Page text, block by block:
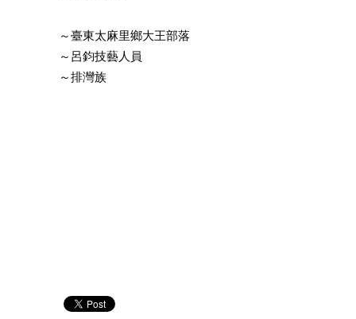
～臺東太麻里鄉大王部落
～呂鈞技藝人員
～排灣族